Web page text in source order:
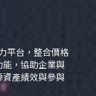
平台，整合價格
，協助企業與
產績效與參與